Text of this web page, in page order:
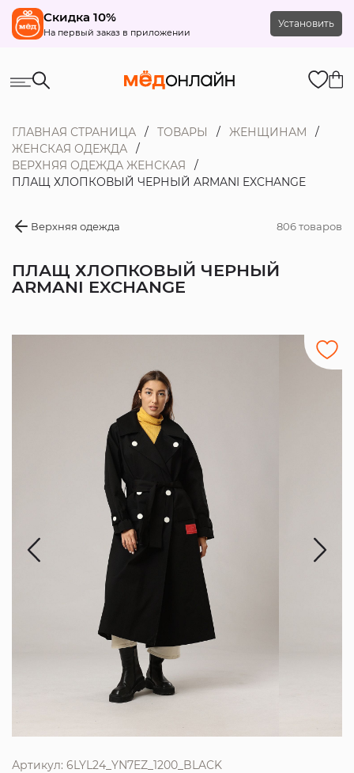
Скидка 10%
На первый заказ в приложении
Установить
ГЛАВНАЯ СТРАНИЦА ТОВАРЫ
ЖЕНЩИНАМ
ЖЕНСКАЯ ОДЕЖДА
ВЕРХНЯЯ ОДЕЖДА ЖЕНСКАЯ
ПЛАЩ ХЛОПКОВЫЙ ЧЕРНЫЙ ARMANI EXCHANGE
Верхняя одежда 806 товаров
ПЛАЩ ХЛОПКОВЫЙ ЧЕРНЫЙ
ARMANI EXCHANGE
Артикул: 6LYL24_YN7EZ_1200_BLACK